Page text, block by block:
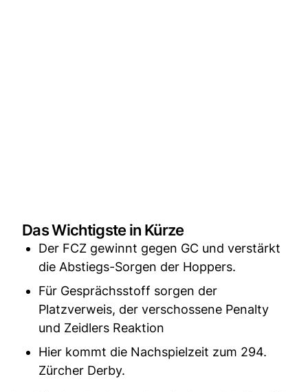
Das Wichtigste in Kürze
Der FCZ gewinnt gegen GC und verstärkt
die Abstiegs-Sorgen der Hoppers.
Für Gesprächsstoff sorgen der
Platzverweis, der verschossene Penalty
und Zeidlers Reaktion
Hier kommt die Nachspielzeit zum 294.
Zürcher Derby.